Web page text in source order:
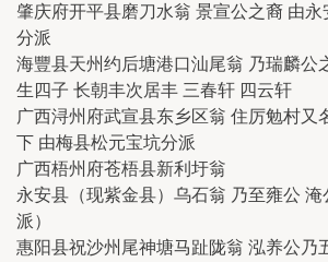
肇庆府开平县磨刀水翁 景宣公之裔 由
分派
海豐县天州约后塘港口汕尾翁 乃瑞麟公
生四子 长朝丰次居丰 三春轩 四云轩
广西浔州府武宣县东乡区翁 住厉勉村又
下 由梅县松元宝坑分派
广西梧州府苍梧县新利圩翁
永安县（现紫金县）乌石翁 乃至雍公
派）
惠阳县祝沙州尾神塘马趾陇翁 泓养公乃